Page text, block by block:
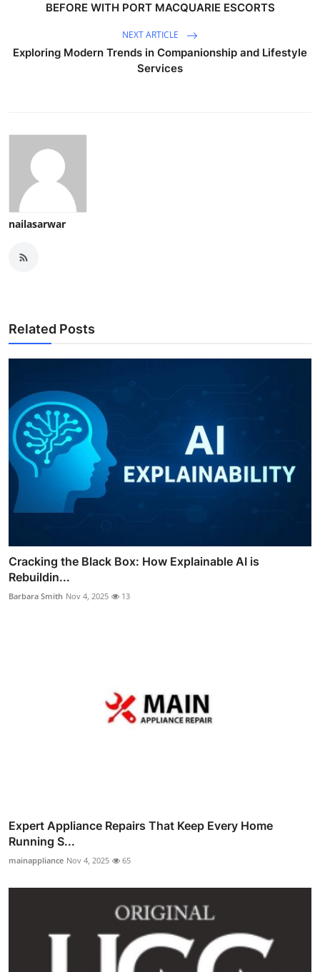
BEFORE WITH PORT MACQUARIE ESCORTS
NEXT ARTICLE
Exploring Modern Trends in Companionship and Lifestyle
Services
nailasarwar
Related Posts
Cracking the Black Box: How Explainable AI is
Rebuildin...
Barbara Smith Nov 4, 2025 13
Expert Appliance Repairs That Keep Every Home
Running S...
mainappliance Nov 4, 2025 65